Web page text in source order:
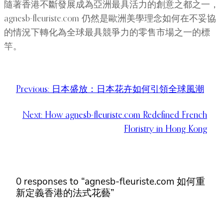
隨著香港不斷發展成為亞洲最具活力的創意之都之一，
agnesb-fleuriste.com 仍然是歐洲美學理念如何在不妥協
的情況下轉化為全球最具競爭力的零售市場之一的標
竿。
Previous: 日本盛放：日本花卉如何引領全球風潮
Next: How agnesb-fleuriste.com Redefined French
Floristry in Hong Kong
0 responses to “agnesb-fleuriste.com 如何重
新定義香港的法式花藝”